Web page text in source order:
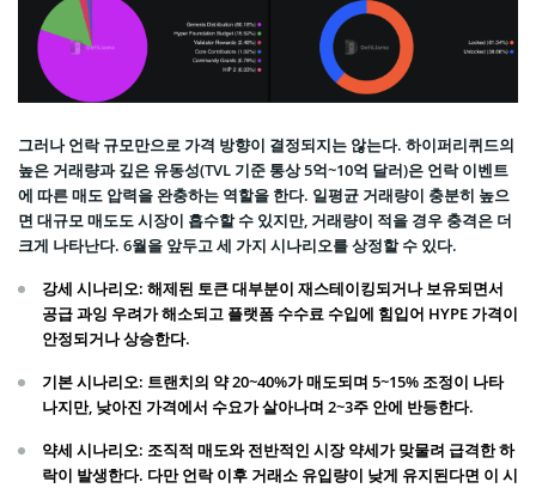
그러나 언락 규모만으로 가격 방향이 결정되지는 않는다. 하이퍼리퀴드의
높은 거래량과 깊은 유동성(TVL 기준 통상 5억~10억 달러)은 언락 이벤트
에 따른 매도 압력을 완충하는 역할을 한다. 일평균 거래량이 충분히 높으
면 대규모 매도도 시장이 흡수할 수 있지만, 거래량이 적을 경우 충격은 더
크게 나타난다. 6월을 앞두고 세 가지 시나리오를 상정할 수 있다.
강세 시나리오: 해제된 토큰 대부분이 재스테이킹되거나 보유되면서
공급 과잉 우려가 해소되고 플랫폼 수수료 수입에 힘입어 HYPE 가격이
안정되거나 상승한다.
기본 시나리오: 트랜치의 약 20~40%가 매도되며 5~15% 조정이 나타
나지만, 낮아진 가격에서 수요가 살아나며 2~3주 안에 반등한다.
약세 시나리오: 조직적 매도와 전반적인 시장 약세가 맞물려 급격한 하
락이 발생한다. 다만 언락 이후 거래소 유입량이 낮게 유지된다면 이 시